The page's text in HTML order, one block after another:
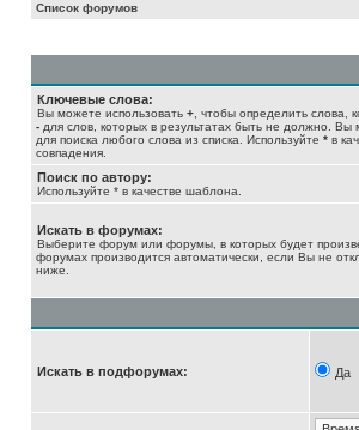
Список форумов
Ключевые слова:
Вы можете использовать + , чтобы определить слова,
- для слов, которых в результатах быть не должно.
для поиска любого слова из списка. Используйте * в
совпадения.
Поиск по автору:
Используйте * в качестве шаблона.
Искать в форумах:
Выберите форум или форумы, в которых будет
форумах производится автоматически, если Вы не
ниже.
Искать в подфорумах: Да